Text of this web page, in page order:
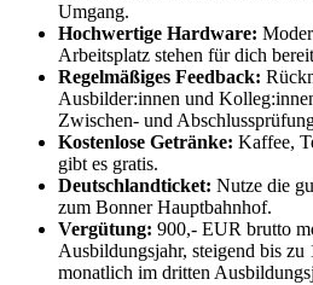
Umgang.
Hochwertige Hardware:
Arbeitsplatz stehen für dich
Regelmäßiges Feedback:
Ausbilder:innen und
Zwischen- und
Kostenlose Getränke: Kaffee,
gibt es gratis.
Deutschlandticket: Nutze die
zum Bonner Hauptbahnhof.
Vergütung: 900,- EUR brutto
Ausbildungsjahr, steigend bis
monatlich im dritten